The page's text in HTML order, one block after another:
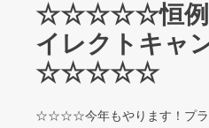
☆☆☆☆☆恒例
イレクトキャ
☆☆☆☆☆
☆☆☆☆今年もやります！プラ